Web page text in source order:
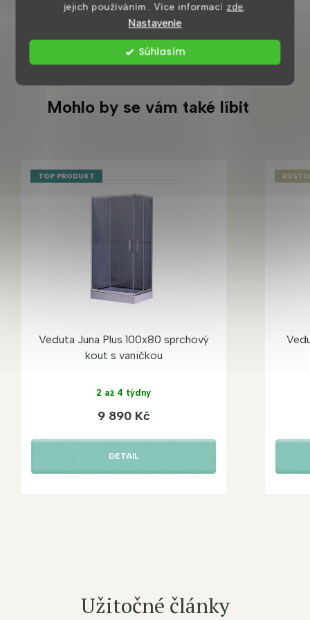
jejich používáním.. Více informací zde
Nastavenie
Súhlasím
Mohlo by se vám také líbit
TOP PRODUKT
Veduta Juna Plus 100x80 sprchový
kout s vaničkou
2 až 4 týdny
9 890 Kč
DETAIL
Užitočné články